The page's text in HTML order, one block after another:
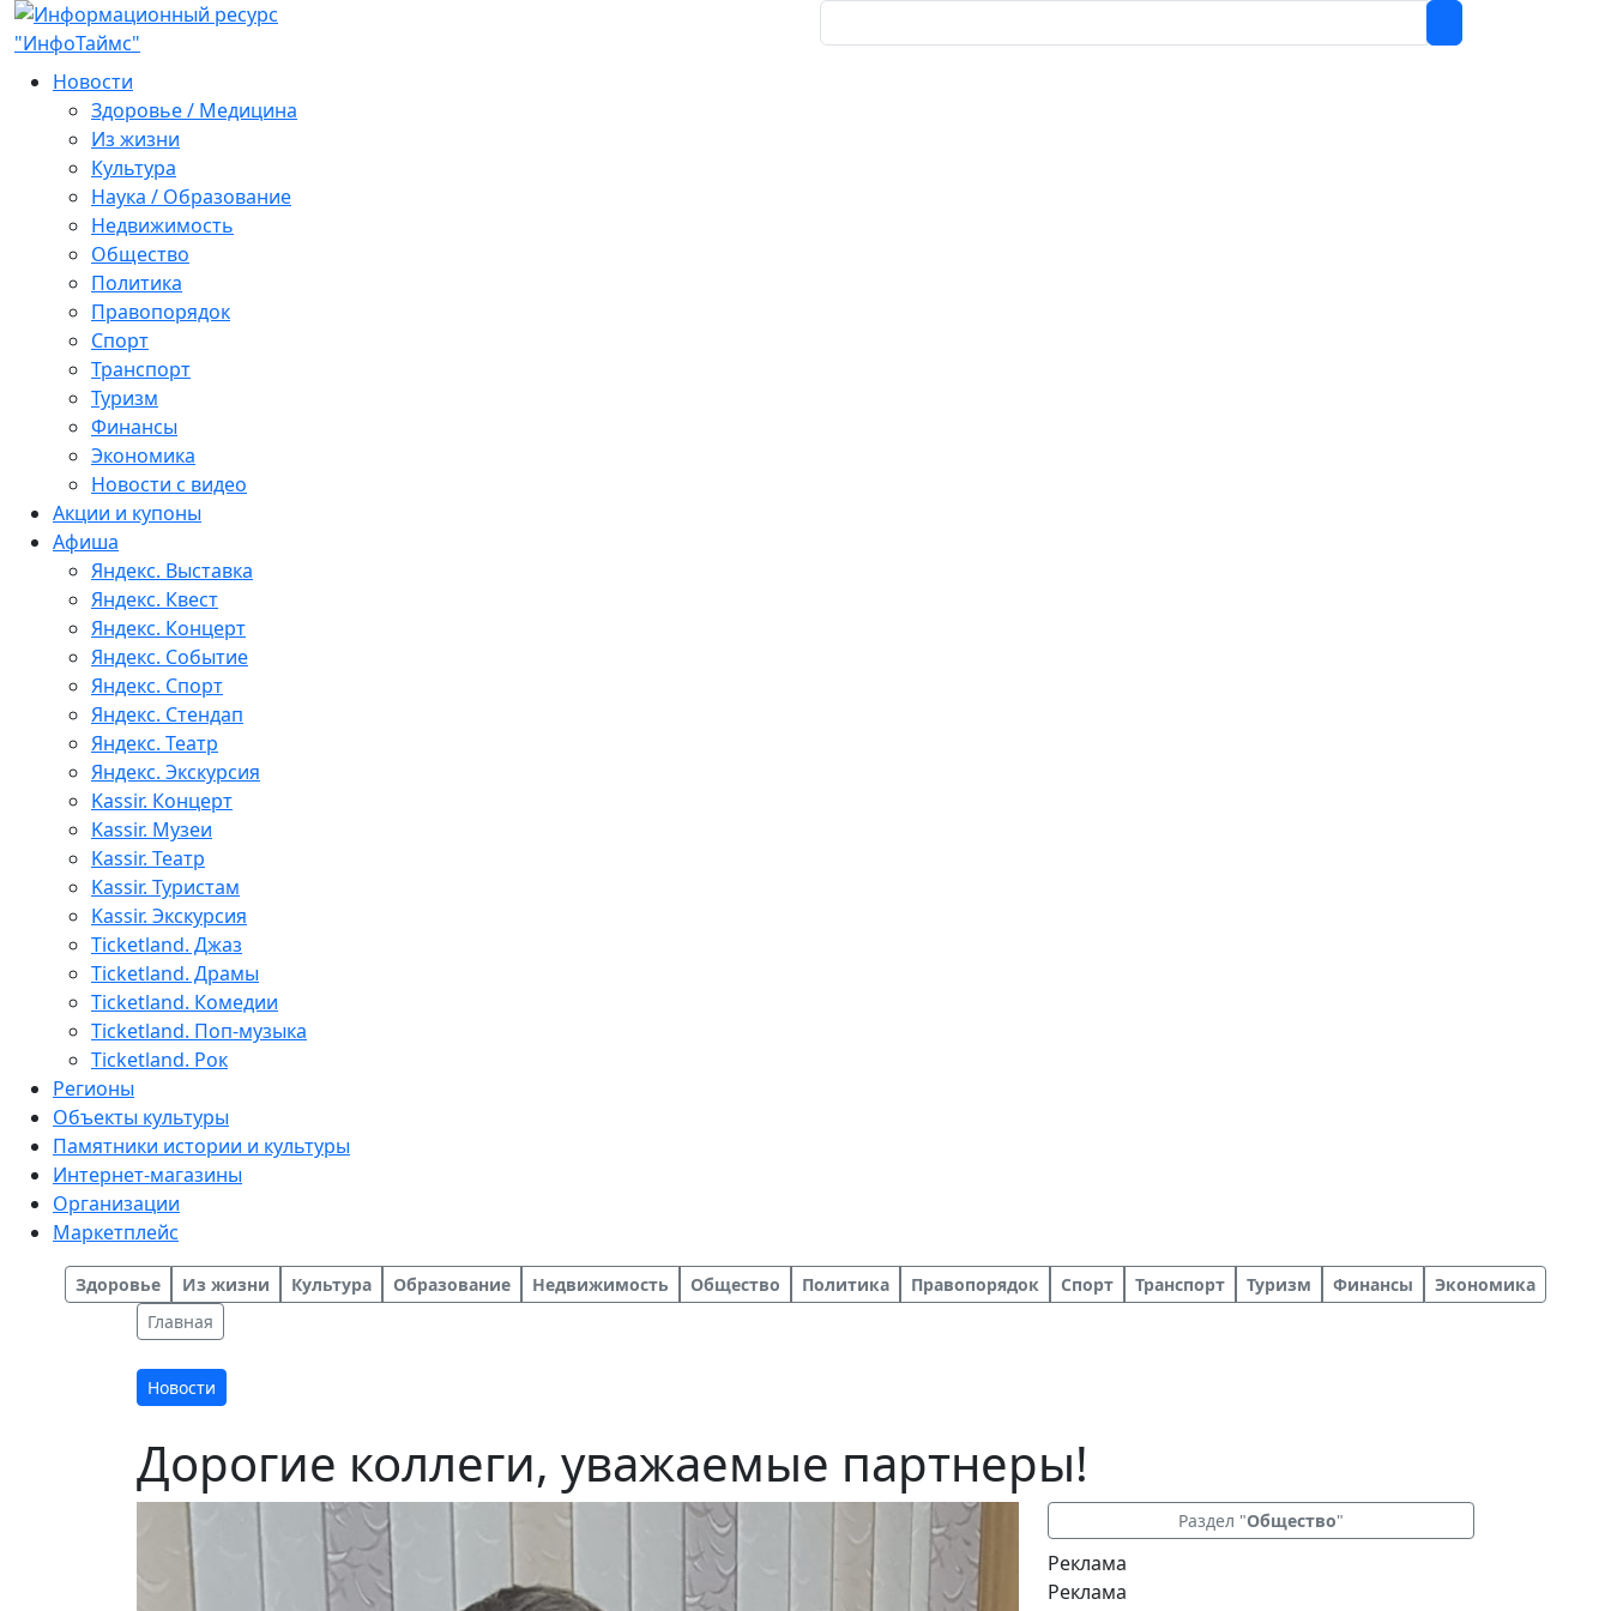
Новости
Здоровье / Медицина
Из жизни
Культура
Наука / Образование
Недвижимость
Общество
Политика
Правопорядок
Спорт
Транспорт
Туризм
Финансы
Экономика
Новости с видео
Акции и купоны
Афиша
Яндекс. Выставка
Яндекс. Квест
Яндекс. Концерт
Яндекс. Событие
Яндекс. Спорт
Яндекс. Стендап
Яндекс. Театр
Яндекс. Экскурсия
Kassir. Концерт
Kassir. Музеи
Kassir. Театр
Kassir. Туристам
Kassir. Экскурсия
Ticketland. Джаз
Ticketland. Драмы
Ticketland. Комедии
Ticketland. Поп-музыка
Ticketland. Рок
Регионы
Объекты культуры
Памятники истории и культуры
Интернет-магазины
Организации
Маркетплейс
Здоровье Из жизни Культура Образование Недвижимость Общество Политика Правопорядок Спорт Транспорт Туризм Финансы
Экономика
Главная
Новости
Дорогие коллеги, уважаемые партнеры!
Раздел "Общество"
Реклама
Реклама